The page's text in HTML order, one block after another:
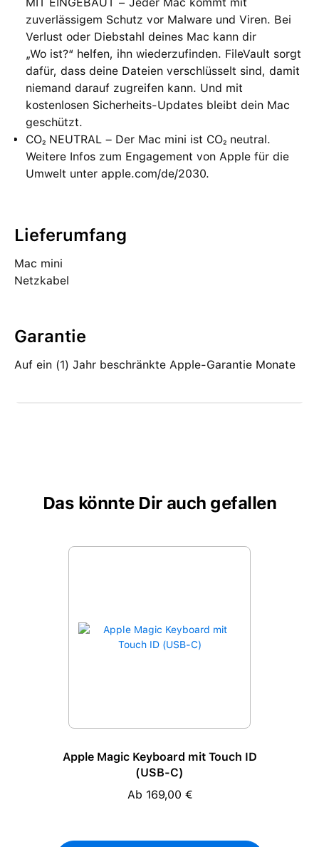
zuverlässigem Schutz vor Malware und Viren. Bei
Verlust oder Diebstahl deines Mac kann dir
„Wo ist?“ helfen, ihn wiederzufinden. FileVault sorgt
dafür, dass deine Dateien verschlüsselt sind, damit
niemand darauf zugreifen kann. Und mit
kostenlosen Sicherheits-Updates bleibt dein Mac
geschützt.
CO₂ NEUTRAL – Der Mac mini ist CO₂ neutral.
Weitere Infos zum Engagement von Apple für die
Umwelt unter apple.com/de/2030.
Lieferumfang
Mac mini
Netzkabel
Garantie
Auf ein (1) Jahr beschränkte Apple-Garantie Monate
Das könnte Dir auch gefallen
Produktgalerie überspringen
Apple Magic Keyboard mit Touch ID
(USB-C)
Regulärer Preis:
Ab 169,00 €